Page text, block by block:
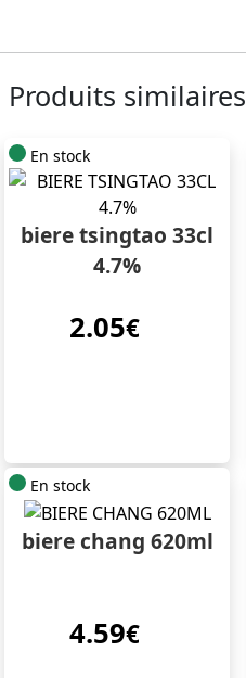
Produits similaires
En stock
biere tsingtao 33cl
4.7%
2.05€
En stock
biere chang 620ml
4.59€